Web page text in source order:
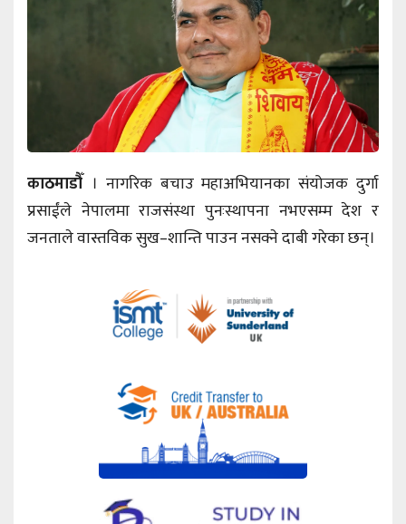
काठमाडौँ । नागरिक बचाउ महाअभियानका संयोजक दुर्गा
प्रसाईंले नेपालमा राजसंस्था पुनःस्थापना नभएसम्म देश र
जनताले वास्तविक सुख–शान्ति पाउन नसक्ने दाबी गरेका छन्।